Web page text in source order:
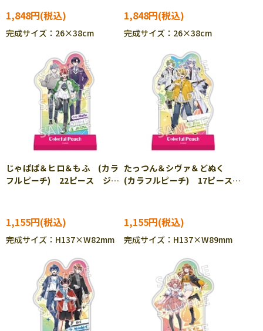
1,848円
完成サイズ：26×38cm
1,848円
完成サイズ：26×38cm
じゃぱぱ＆ヒロ＆もふ (カラ
フルピーチ) 22ピース ジグ
1,155円
完成サイズ：H137×W82mm
たっつん＆シヴァ＆どぬく
(カラフルピーチ) 17ピース
1,155円
完成サイズ：H137×W89mm